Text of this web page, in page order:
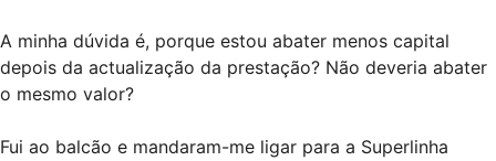
A minha dúvida é, porque estou abater menos capital
depois da actualização da prestação? Não deveria abater
o mesmo valor?
Fui ao balcão e mandaram-me ligar para a Superlinha